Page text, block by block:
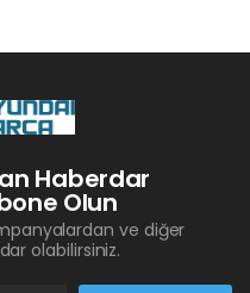
Haberdar
Olun
ve diğer
olabilirsiniz.